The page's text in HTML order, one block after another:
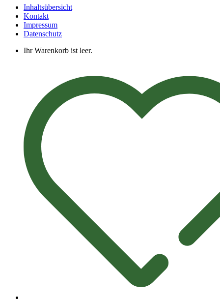
Inhaltsübersicht
Kontakt
Impressum
Datenschutz
Ihr Warenkorb ist leer.